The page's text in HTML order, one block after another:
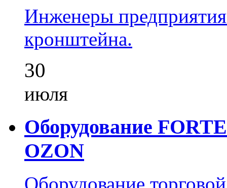
Инженеры
кронштейна.
30
июля
Оборудование
OZON
Оборудование